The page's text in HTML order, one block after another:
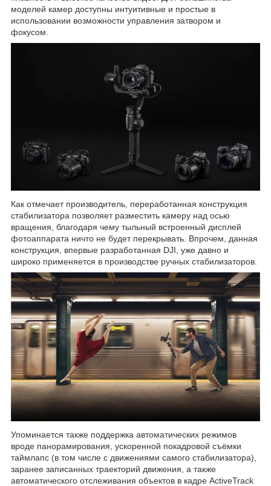
моделей камер доступны интуитивные и простые в
использовании возможности управления затвором и
фокусом.
Как отмечает производитель, переработанная конструкция
стабилизатора позволяет разместить камеру над осью
вращения, благодаря чему тыльный встроенный дисплей
фотоаппарата ничто не будет перекрывать. Впрочем, данная
конструкция, впервые разработанная DJI, уже давно и
широко применяется в производстве ручных стабилизаторов.
Упоминается также поддержка автоматических режимов
вроде панорамирования, ускоренной покадровой съёмки
таймлапс (в том числе с движениями самого стабилизатора),
заранее записанных траекторий движения, а также
автоматического отслеживания объектов в кадре ActiveTrack